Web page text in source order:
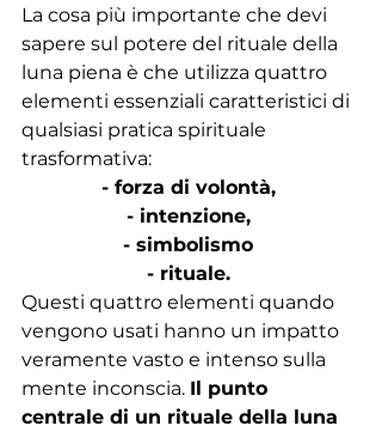
La cosa più importante che devi
sapere sul potere del rituale della
luna piena è che utilizza quattro
elementi essenziali caratteristici di
qualsiasi pratica spirituale
trasformativa:
- forza di volontà,
- intenzione,
- simbolismo
- rituale.
Questi quattro elementi quando
vengono usati hanno un impatto
veramente vasto e intenso sulla
mente inconscia. Il punto
centrale di un rituale della luna